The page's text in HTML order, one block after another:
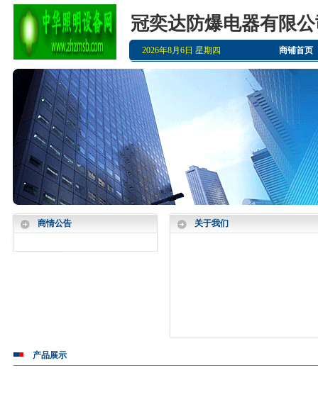
冠奕达防爆电器有限
2026年8月6日 星期四 商铺首页
商情公告 关于我们
产品展示